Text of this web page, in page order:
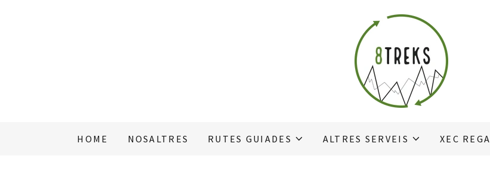
HOME NOSALTRES RUTES GUIADES ALTRES SERVEIS XEC